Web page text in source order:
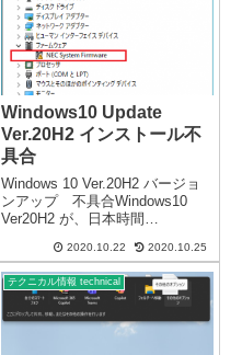
Windows10 Update
Ver.20H2 インストール不
具合
Windows 10 Ver.20H2 バージョ
ンアップ 不具合Windows10
Ver20H2 が、日本時間
まだ僅かですが、複数の端末で
確認した不具合の情報です。現
時点で、パソコン8台を Ver.2...
2020.10.22 2020.10.25
テクニカル情報 technical